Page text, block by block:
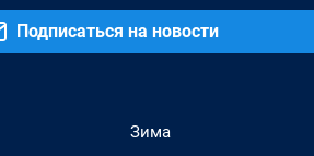
Подписаться на новости
Зима